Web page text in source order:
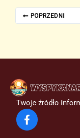
POPRZEDNI
Twoje źródło